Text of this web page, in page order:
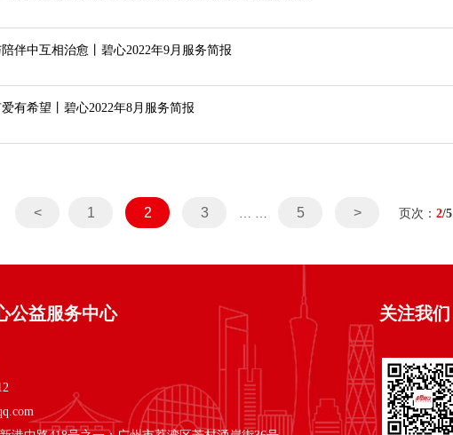
伴中互相治愈丨碧心2022年9月服务简报
有希望丨碧心2022年8月服务简报
< 1 2 3 … … 5 > 页次： 2/5
公益服务中心 关注我们